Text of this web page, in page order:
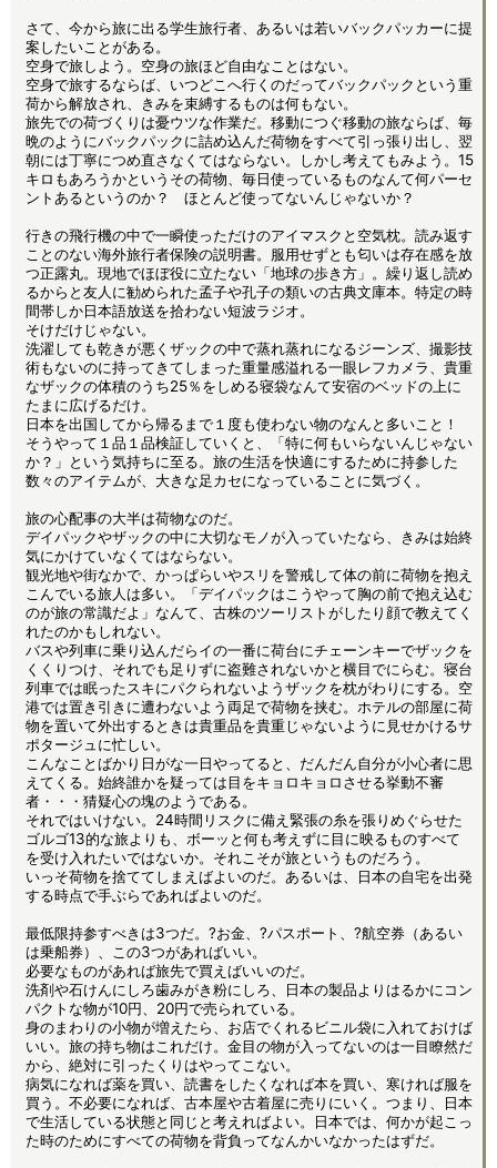
さて、今から旅に出る学生旅行者、あるいは若いバックパッカーに提
案したいことがある。
空身で旅しよう。空身の旅ほど自由なことはない。
空身で旅するならば、いつどこへ行くのだってバックパックという重
荷から解放され、きみを束縛するものは何もない。
旅先での荷づくりは憂ウツな作業だ。移動につぐ移動の旅ならば、毎
晩のようにバックパックに詰め込んだ荷物をすべて引っ張り出し、翌
朝には丁寧につめ直さなくてはならない。しかし考えてもみよう。15
キロもあろうかというその荷物、毎日使っているものなんて何パーセ
ントあるというのか？ ほとんど使ってないんじゃないか？
行きの飛行機の中で一瞬使っただけのアイマスクと空気枕。読み返す
ことのない海外旅行者保険の説明書。服用せずとも匂いは存在感を放
つ正露丸。現地でほぼ役に立たない「地球の歩き方」。繰り返し読め
るからと友人に勧められた孟子や孔子の類いの古典文庫本。特定の時
間帯しか日本語放送を拾わない短波ラジオ。
そけだけじゃない。
洗濯しても乾きが悪くザックの中で蒸れ蒸れになるジーンズ、撮影技
術もないのに持ってきてしまった重量感溢れる一眼レフカメラ、貴重
なザックの体積のうち25％をしめる寝袋なんて安宿のベッドの上に
たまに広げるだけ。
日本を出国してから帰るまで１度も使わない物のなんと多いこと！
そうやって１品１品検証していくと、「特に何もいらないんじゃない
か？」という気持ちに至る。旅の生活を快適にするために持参した
数々のアイテムが、大きな足カセになっていることに気づく。
旅の心配事の大半は荷物なのだ。
デイパックやザックの中に大切なモノが入っていたなら、きみは始終
気にかけていなくてはならない。
観光地や街なかで、かっぱらいやスリを警戒して体の前に荷物を抱え
こんでいる旅人は多い。「デイパックはこうやって胸の前で抱え込む
のが旅の常識だよ」なんて、古株のツーリストがしたり顔で教えてく
れたのかもしれない。
バスや列車に乗り込んだらイの一番に荷台にチェーンキーでザックを
くくりつけ、それでも足りずに盗難されないかと横目でにらむ。寝台
列車では眠ったスキにパクられないようザックを枕がわりにする。空
港では置き引きに遭わないよう両足で荷物を挟む。ホテルの部屋に荷
物を置いて外出するときは貴重品を貴重じゃないように見せかけるサ
ポタージュに忙しい。
こんなことばかり日がな一日やってると、だんだん自分が小心者に思
えてくる。始終誰かを疑っては目をキョロキョロさせる挙動不審
者・・・猜疑心の塊のようである。
それではいけない。24時間リスクに備え緊張の糸を張りめぐらせた
ゴルゴ13的な旅よりも、ボーッと何も考えずに目に映るものすべて
を受け入れたいではないか。それこそが旅というものだろう。
いっそ荷物を捨ててしまえばよいのだ。あるいは、日本の自宅を出発
する時点で手ぶらであればよいのだ。
最低限持参すべきは3つだ。?お金、?パスポート、?航空券（あるい
は乗船券）、この3つがあればいい。
必要なものがあれば旅先で買えばいいのだ。
洗剤や石けんにしろ歯みがき粉にしろ、日本の製品よりはるかにコン
パクトな物が10円、20円で売られている。
身のまわりの小物が増えたら、お店でくれるビニル袋に入れておけば
いい。旅の持ち物はこれだけ。金目の物が入ってないのは一目瞭然だ
から、絶対に引ったくりはやってこない。
病気になれば薬を買い、読書をしたくなれば本を買い、寒ければ服を
買う。不必要になれば、古本屋や古着屋に売りにいく。つまり、日本
で生活している状態と同じと考えればよい。日本では、何かが起こっ
た時のためにすべての荷物を背負ってなんかいなかったはずだ。